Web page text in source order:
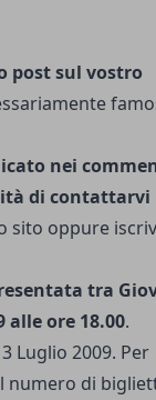
post sul vostro
nei
di contattarvi
sito oppure
tra
alle ore 18.00.
Luglio 2009. Per
numero di